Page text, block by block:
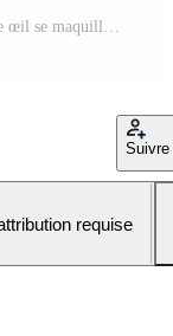
fermer portrait de une la personne avec intense œil se maquiller, nez anneau, argent des boucles d'oreilles, et noir cheveux avec blanc traces. expression est sérieux, avec une flou coloré Contexte Photo Pro
Suivre
requise